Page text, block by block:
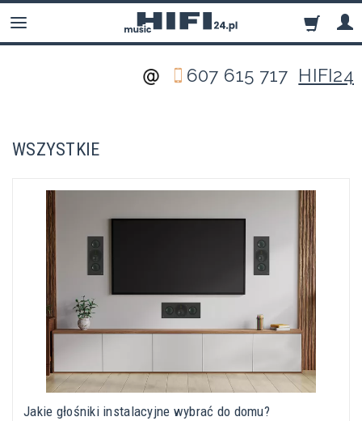
607 615 717 HIFI24
WSZYSTKIE
Jakie głośniki instalacyjne wybrać do domu?